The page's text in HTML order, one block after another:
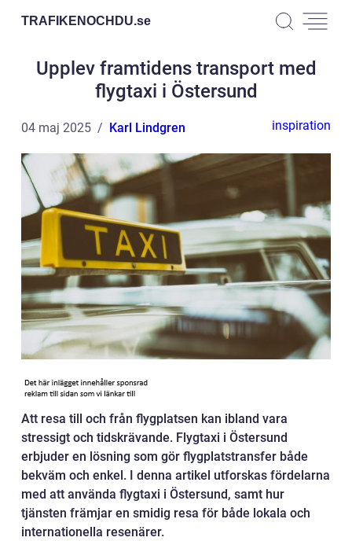
TRAFIKENOCHDU.se
Upplev framtidens transport med
flygtaxi i Östersund
04 maj 2025 Karl Lindgren inspiration
Att resa till och från flygplatsen kan ibland vara
stressigt och tidskrävande. Flygtaxi i Östersund
erbjuder en lösning som gör flygplatstransfer både
bekväm och enkel. I denna artikel utforskas fördelarna
med att använda flygtaxi i Östersund, samt hur
tjänsten främjar en smidig resa för både lokala och
internationella resenärer.